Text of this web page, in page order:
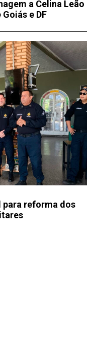
a Celina Leão
e DF
para reforma dos